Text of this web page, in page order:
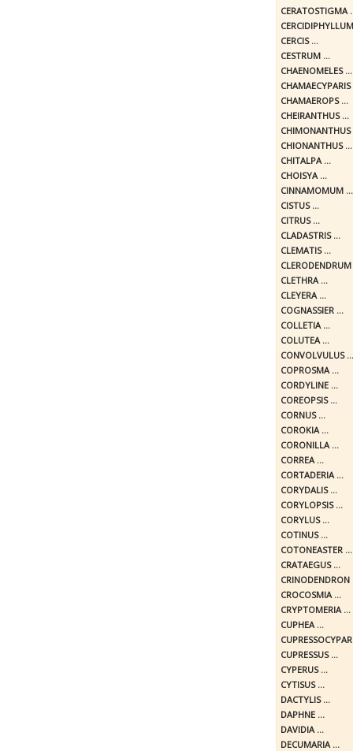
CERATOSTIGMA
CERCIS ...
CESTRUM ...
CHAENOMELES ...
CHAMAECYPARIS
CHAMAEROPS ...
CHEIRANTHUS ...
CHIMONANTHUS
CHIONANTHUS ...
CHITALPA ...
CHOISYA ...
CINNAMOMUM ...
CISTUS ...
CITRUS ...
CLADASTRIS ...
CLEMATIS ...
CLETHRA ...
CLEYERA ...
COGNASSIER ...
COLLETIA ...
COLUTEA ...
CONVOLVULUS ...
COPROSMA ...
CORDYLINE ...
COREOPSIS ...
CORNUS ...
COROKIA ...
CORONILLA ...
CORREA ...
CORTADERIA ...
CORYDALIS ...
CORYLOPSIS ...
CORYLUS ...
COTINUS ...
COTONEASTER ...
CRATAEGUS ...
CRINODENDRON
CROCOSMIA ...
CRYPTOMERIA ...
CUPHEA ...
CUPRESSUS ...
CYPERUS ...
CYTISUS ...
DACTYLIS ...
DAPHNE ...
DAVIDIA ...
DECUMARIA ...